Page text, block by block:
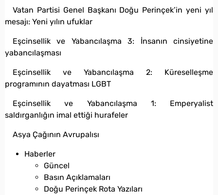
Vatan Partisi Genel Başkanı Doğu Perinçek’in yeni yıl
mesajı: Yeni yılın ufuklar
Eşcinsellik ve Yabancılaşma 3: İnsanın cinsiyetine
yabancılaşması
Eşcinsellik ve Yabancılaşma 2: Küreselleşme
programının dayatması LGBT
Eşcinsellik ve Yabancılaşma 1: Emperyalist
saldırganlığın imal ettiği hurafeler
Asya Çağının Avrupalısı
Haberler
Güncel
Basın Açıklamaları
Doğu Perinçek Rota Yazıları